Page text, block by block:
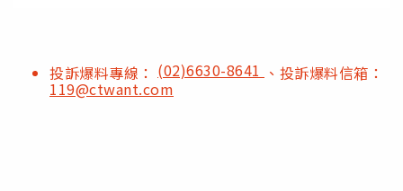
投訴爆料專線： (02)6630-8641 、投訴爆料信箱：
119@ctwant.com